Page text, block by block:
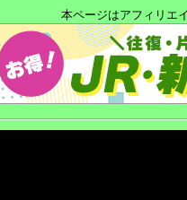
本ページはアフィリエ